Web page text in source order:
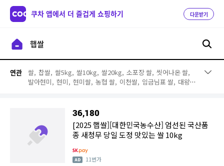
쿠차 앱에서 더 즐겁게 쇼핑하기 다운받기
연관 쌀, 찹쌀, 쌀5kg, 쌀10kg, 쌀20kg, 소포장 쌀, 씻어나온 쌀,
발아현미, 현미, 현미쌀, 농협 쌀, 이천쌀, 임금님표 쌀, 대왕님
36,180
[2025 햅쌀][대한민국농수산] 엄선된 국산품
종 새청무 당일 도정 맛있는 쌀 10kg
11번가